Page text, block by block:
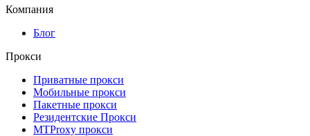
Компания
Блог
Прокси
Приватные прокси
Мобильные прокси
Пакетные прокси
Резидентские Прокси
MTProxy прокси